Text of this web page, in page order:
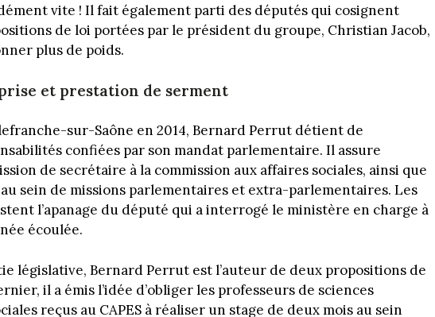
vite ! Il fait également parti des députés qui cosignent
de loi portées par le président du groupe, Christian Jacob,
plus de poids.
et prestation de serment
sur-Saône en 2014, Bernard Perrut détient de
confiées par son mandat parlementaire. Il assure
de secrétaire à la commission aux affaires sociales, ainsi que
sein de missions parlementaires et extra-parlementaires. Les
l’apanage du député qui a interrogé le ministère en charge à
écoulée.
législative, Bernard Perrut est l’auteur de deux propositions de
il a émis l’idée d’obliger les professeurs de sciences
reçus au CAPES à réaliser un stage de deux mois au sein